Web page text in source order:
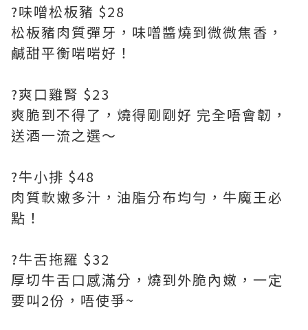
?味噌松板豬 $28
松板豬肉質彈牙，味噌醬燒到微微焦香，
鹹甜平衡啱啱好！
?爽口雞腎 $23
爽脆到不得了，燒得剛剛好 完全唔會韌，
送酒一流之選～
?牛小排 $48
肉質軟嫩多汁，油脂分布均勻，牛魔王必
點！
?牛舌拖羅 $32
厚切牛舌口感滿分，燒到外脆內嫩，一定
要叫2份，唔使爭~